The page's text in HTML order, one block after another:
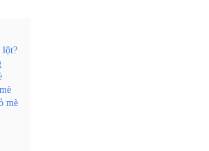
lột?
mè